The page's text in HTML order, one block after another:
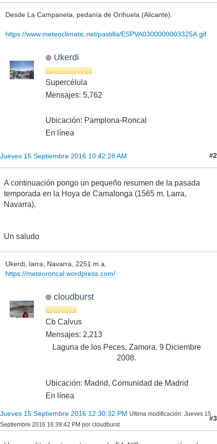
Desde La Campaneta, pedanía de Orihuela (Alicante).
https://www.meteoclimatic.net/pastilla/ESPVA0300000003325A.gif
Ukerdi
Supercélula
Mensajes: 5,762
Ubicación: Pamplona-Roncal
En línea
Jueves 15 Septiembre 2016 10:42:28 AM #2
A continuación pongo un pequeño resumen de la pasada
temporada en la Hoya de Camalonga (1565 m, Larra,
Navarra).
Un saludo
Ukerdi, larra, Navarra, 2251 m.a.
https://meteoroncal.wordpress.com/
cloudburst
Cb Calvus
Mensajes: 2,213
Laguna de los Peces, Zamora. 9 Diciembre
2008.
Ubicación: Madrid, Comunidad de Madrid
En línea
Jueves 15 Septiembre 2016 12:30:32 PM Ultima modificación: Jueves 15
Septiembre 2016 16:39:42 PM por cloudburst
#3